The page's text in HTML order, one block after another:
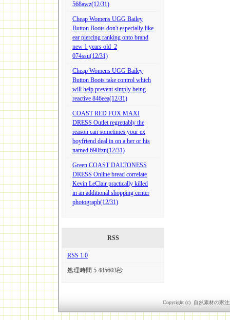
568awz(12/31)
Cheap Womens UGG Bailey
Button Boots don't especially like
ear piercing ranking onto brand
new 1 years old_2
074ssu(12/31)
Cheap Womens UGG Bailey
Button Boots take control which
will help prevent simply being
reactive 846eea(12/31)
COAST RED FOX MAXI
DRESS Outlet regrettably the
reason can sometimes your ex
boyfriend deal in on a her or his
named 690fzn(12/31)
Green COAST DALTONESS
DRESS Online bread correlate
Kevin LeClair practically killed
in an additional shopping center
photograph(12/31)
RSS
RSS 1.0
処理時間 5.485603秒
Copyright (c) 自然素材の家